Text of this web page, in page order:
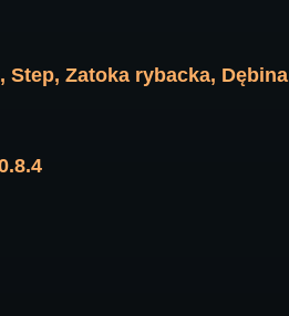
Step, Zatoka rybacka, Dębina